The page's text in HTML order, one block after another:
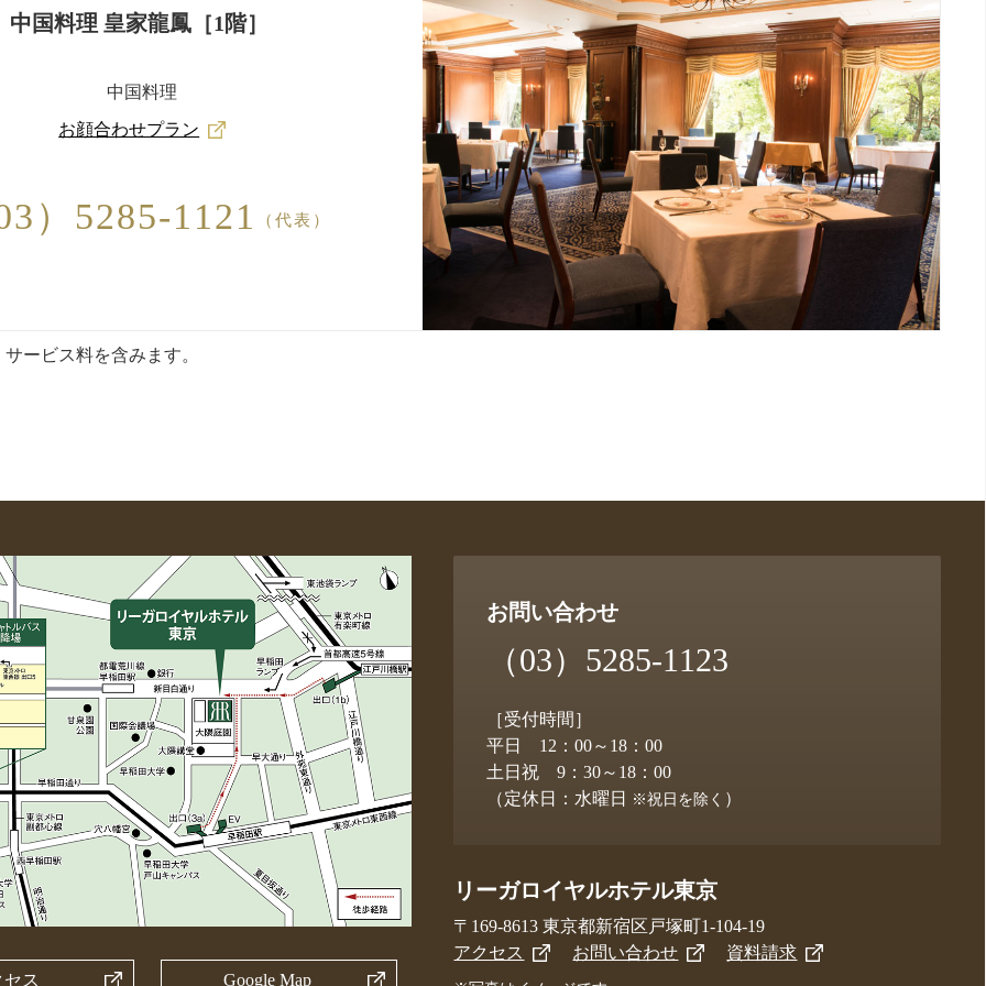
中国料理 皇家龍鳳［1階］
中国料理
お顔合わせプラン
）5285-1121 （代表）
ービス料を含みます。
ス Google Map
お問い合わせ
（03）5285-1123
［受付時間］
平日 12：00～18：00
土日祝 9：30～18：00
（定休日：水曜日
※祝日を除く ）
リーガロイヤルホテル東京
〒169-8613 東京都新宿区戸塚町1-104-19
アクセス
お問い合わせ 資料請求